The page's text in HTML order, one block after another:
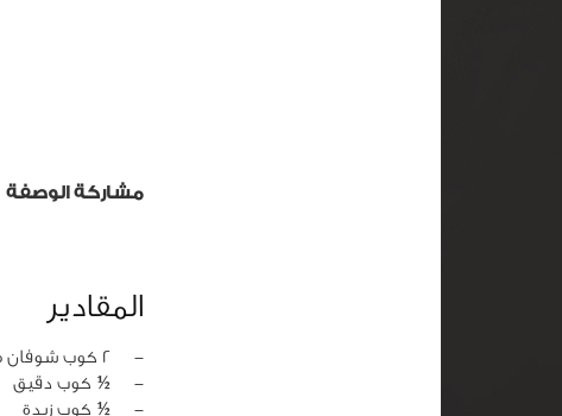
مشاركة الوصفة
المقادير
‏-
2 كوب شوفان مطحون خشن
‏-
½ كوب دقيق
‏-
½ كوب زبدة